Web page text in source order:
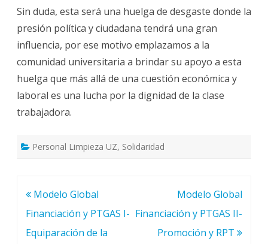
Sin duda, esta será una huelga de desgaste donde la
presión política y ciudadana tendrá una gran
influencia, por ese motivo emplazamos a la
comunidad universitaria a brindar su apoyo a esta
huelga que más allá de una cuestión económica y
laboral es una lucha por la dignidad de la clase
trabajadora.
Personal Limpieza UZ, Solidaridad
Navegación
de
entradas
Modelo Global
Financiación y PTGAS I-
Equiparación de la
Modelo Global
Financiación y PTGAS II-
Promoción y RPT